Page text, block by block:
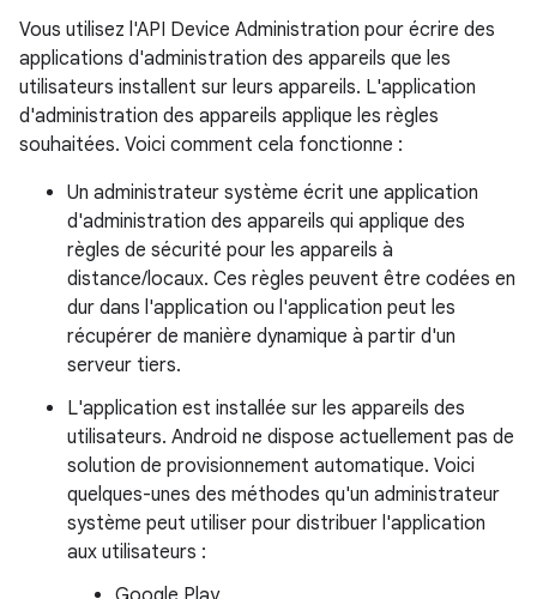
Vous utilisez l'API Device Administration pour écrire des
applications d'administration des appareils que les
utilisateurs installent sur leurs appareils. L'application
d'administration des appareils applique les règles
souhaitées. Voici comment cela fonctionne :
Un administrateur système écrit une application
d'administration des appareils qui applique des
règles de sécurité pour les appareils à
distance/locaux. Ces règles peuvent être codées en
dur dans l'application ou l'application peut les
récupérer de manière dynamique à partir d'un
serveur tiers.
L'application est installée sur les appareils des
utilisateurs. Android ne dispose actuellement pas de
solution de provisionnement automatique. Voici
quelques-unes des méthodes qu'un administrateur
système peut utiliser pour distribuer l'application
aux utilisateurs :